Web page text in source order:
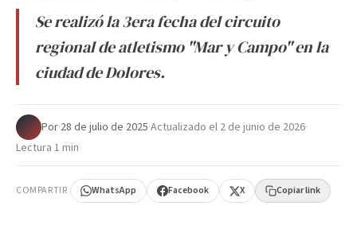
Se realizó la 3era fecha del circuito
regional de atletismo "Mar y Campo" en la
ciudad de Dolores.
Por·28 de julio de 2025·Actualizado el 2 de junio de 2026·
Lectura 1 min
COMPARTIR WhatsApp Facebook X Copiar link